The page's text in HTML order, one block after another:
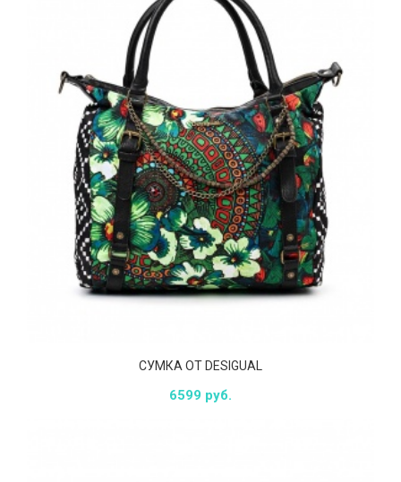
СУМКА ОТ DESIGUAL
6599 руб.